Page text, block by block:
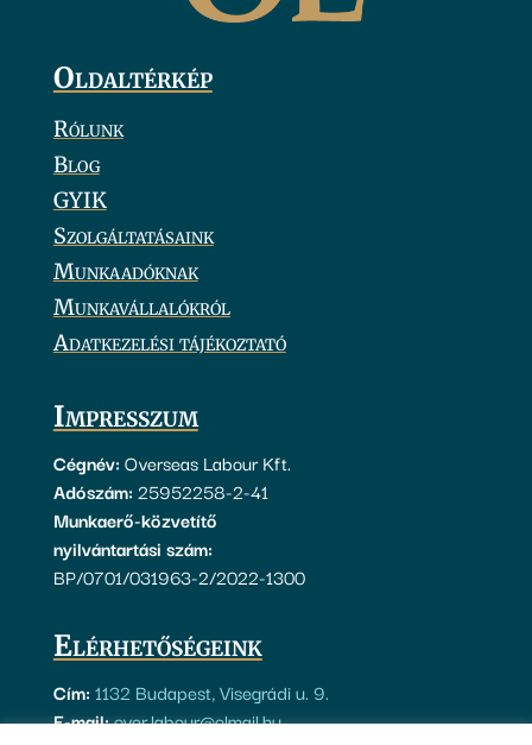
Oldaltérkép
Rólunk
Blog
GYIK
Szolgáltatásaink
Munkaadóknak
Munkavállalókról
Adatkezelési tájékoztató
Impresszum
Cégnév: Overseas Labour Kft.
Adószám: 25952258-2-41
Munkaerő-közvetítő
nyilvántartási szám:
BP/0701/031963-2/2022-1300
Elérhetőségeink
Cím: 1132 Budapest, Visegrádi u. 9.
E-mail:over.labour@olmail.hu